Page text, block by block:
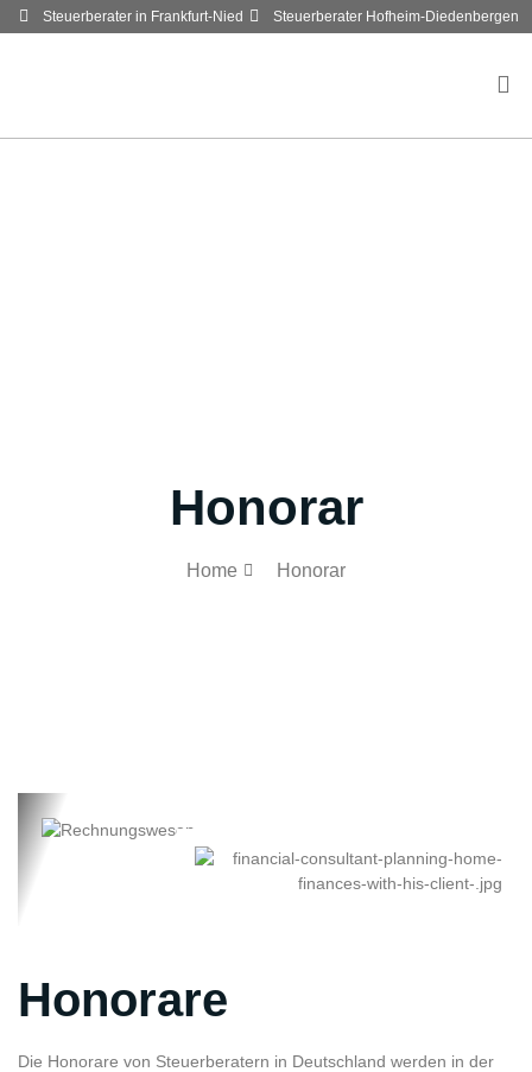
Steuerberater in Frankfurt-Nied Steuerberater Hofheim-Diedenbergen
Honorar
Home Honorar
Honorare
Die Honorare von Steuerberatern in Deutschland werden in der